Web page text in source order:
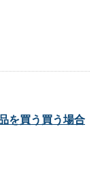
を買う買う場合